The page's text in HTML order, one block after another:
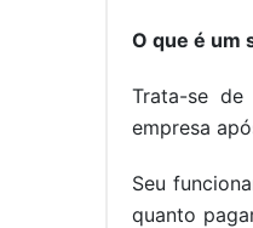
O que é um
Trata-se
empresa
Seu
quanto